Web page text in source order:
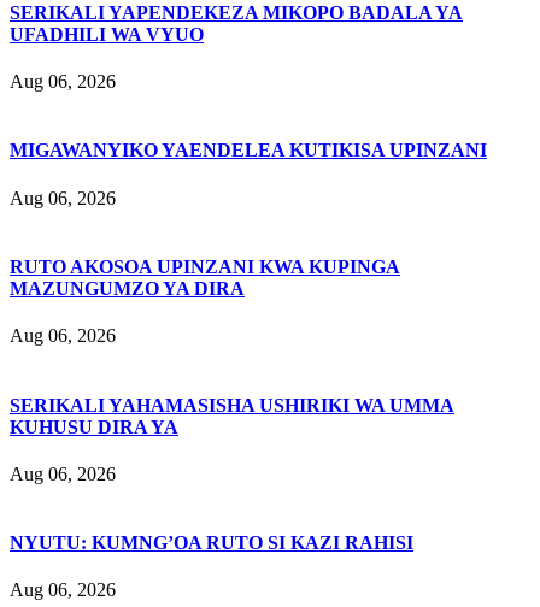
SERIKALI YAPENDEKEZA MIKOPO BADALA YA
UFADHILI WA VYUO
Aug 06, 2026
MIGAWANYIKO YAENDELEA KUTIKISA UPINZANI
Aug 06, 2026
RUTO AKOSOA UPINZANI KWA KUPINGA
MAZUNGUMZO YA DIRA
Aug 06, 2026
SERIKALI YAHAMASISHA USHIRIKI WA UMMA
KUHUSU DIRA YA
Aug 06, 2026
NYUTU: KUMNG’OA RUTO SI KAZI RAHISI
Aug 06, 2026